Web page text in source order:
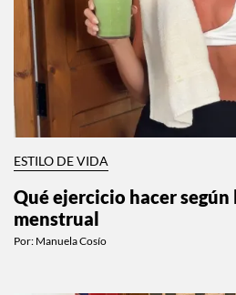
ESTILO DE VIDA
Qué ejercicio hacer según
menstrual
Por: Manuela Cosío